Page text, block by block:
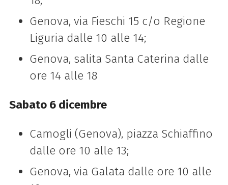
Genova, via Fieschi 15 c/o Regione
Liguria dalle 10 alle 14;
Genova, salita Santa Caterina dalle
ore 14 alle 18
Sabato 6 dicembre
Camogli (Genova), piazza Schiaffino
dalle ore 10 alle 13;
Genova, via Galata dalle ore 10 alle